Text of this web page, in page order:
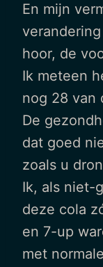
En mijn
hoor, de
Ik meteen
nog 28 van
De
dat goed
zoals u
Ik, als niet-
deze cola
en 7-up
met